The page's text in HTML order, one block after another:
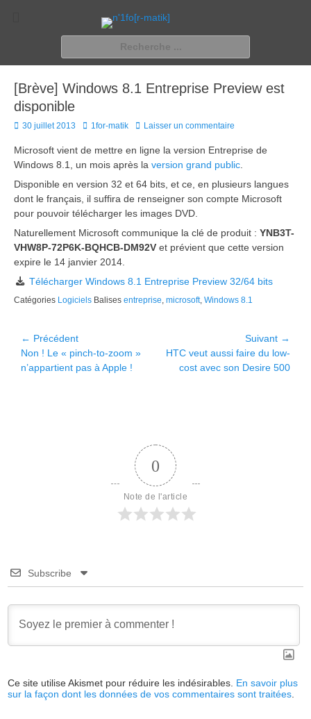
n'1fo[r-matik]
Pour les nymphos d'infos en info…
[Brève] Windows 8.1 Entreprise Preview est
disponible
Posted
30 juillet 2013 Author
1for-matik Laisser un commentaire
Microsoft vient de mettre en ligne la version Entreprise de
Windows 8.1, un mois après la version grand public
Disponible en version 32 et 64 bits, et ce, en plusieurs langues
dont le français, il suffira de renseigner son compte Microsoft
pour pouvoir télécharger les images DVD.
Naturellement Microsoft communique la clé de produit : YNB3T-
VHW8P-72P6K-BQHCB-DM92V et prévient que cette version
expire le 14 janvier 2014.
Télécharger Windows 8.1 Entreprise Preview 32/64 bits
Catégories Logiciels Balises entreprise, microsoft, Windows 8.1
Navigation
de
l’article
← Précédent
Article
précédent :
Non ! Le « pinch-to-zoom »
n’appartient pas à Apple !
Suivant →
Article
suivant :
HTC veut aussi faire du low-
cost avec son Desire 500
0
Note de l'article
Subscribe
Ce site utilise Akismet pour réduire les indésirables. En savoir plus
sur la façon dont les données de vos commentaires sont traitées